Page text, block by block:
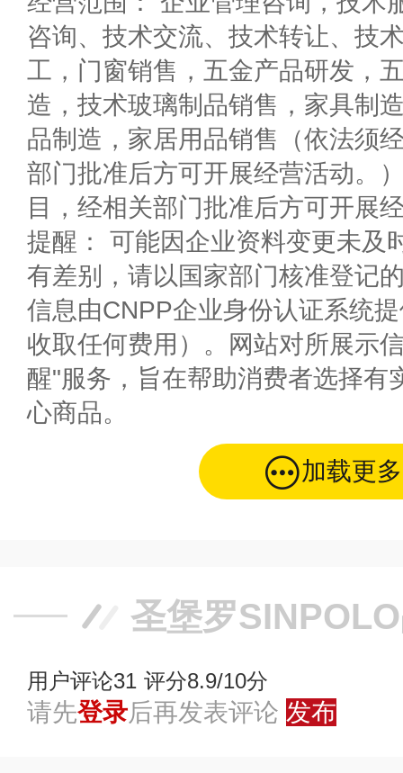
咨询、技术交流、技术转让、技
工，门窗销售，五金产品研发，
造，技术玻璃制品销售，家具制
品制造，家居用品销售（依法须
部门批准后方可开展经营活动。
目，经相关部门批准后方可开展
提醒： 可能因企业资料变更未及
有差别，请以国家部门核准登记
信息由CNPP企业身份认证系统
收取任何费用）。网站对所展示
醒"服务，旨在帮助消费者选择有
心商品。
加载更多
圣堡罗
用户评论31 评分8.9/10分
请先登录后再发表评论 发布